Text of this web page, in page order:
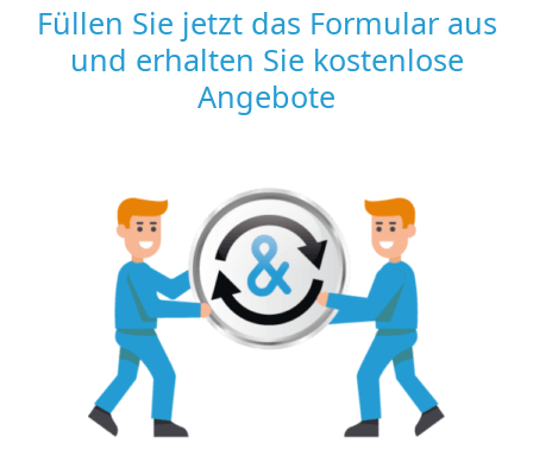
Füllen Sie jetzt das Formular aus
und erhalten Sie kostenlose
Angebote